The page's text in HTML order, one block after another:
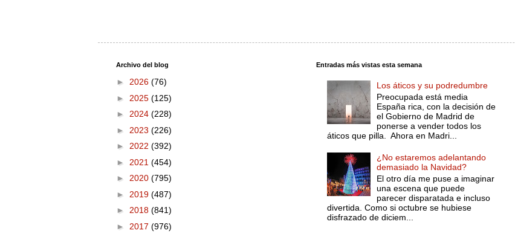
Archivo del blog
► 2026 (76)
► 2025 (125)
► 2024 (228)
► 2023 (226)
► 2022 (392)
► 2021 (454)
► 2020 (795)
► 2019 (487)
► 2018 (841)
► 2017 (976)
Entradas más vistas esta semana
Los áticos y su podredumbre
Preocupada está media
España rica, con la decisión de
el Gobierno de Madrid de
ponerse a vender todos los
áticos que pilla. Ahora en Madri...
¿No estaremos adelantando
demasiado la Navidad?
El otro día me puse a imaginar
una escena que puede
parecer disparatada e incluso
divertida. Como si octubre se hubiese
disfrazado de diciem...